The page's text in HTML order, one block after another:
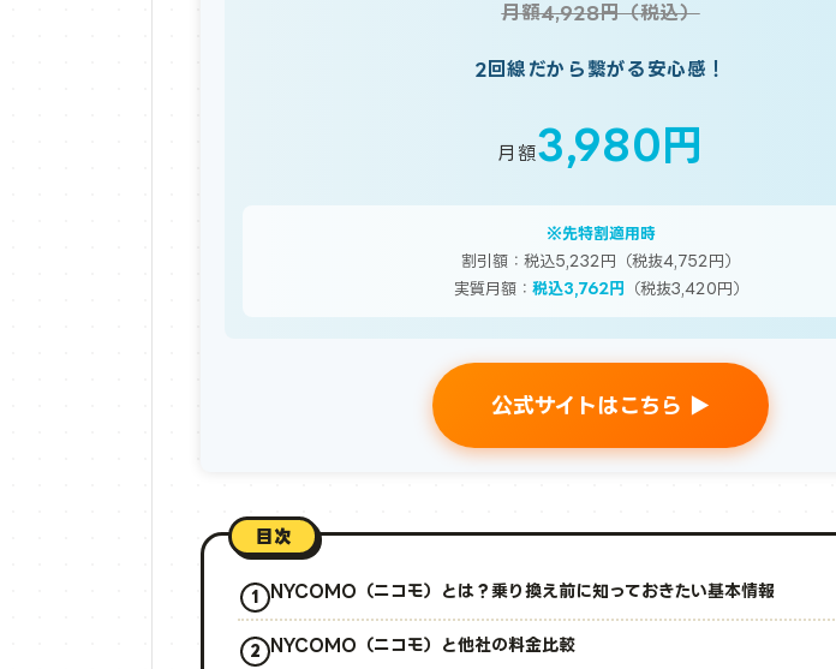
月額4,928円（税込）
2回線だから繋がる安心感！
月額3,980円
※先特割適用時
割引額：税込5,232円（税抜4,752円）
実質月額： 税込3,762円 （税抜3,420円）
公式サイトはこちら ▶
目次
NYCOMO（ニコモ）とは？乗り換え前に知っておきたい基本情報
NYCOMO（ニコモ）と他社の料金比較